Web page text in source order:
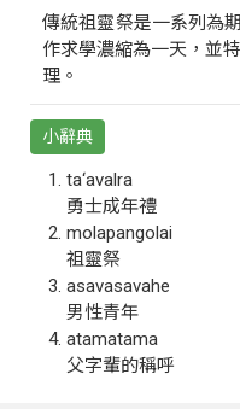
傳統祖靈祭是一系列為
作求學濃縮為一天，並
理。
小辭典
ta‘avalra
勇士成年禮
molapangolai
祖靈祭
asavasavahe
男性青年
atamatama
父字輩的稱呼